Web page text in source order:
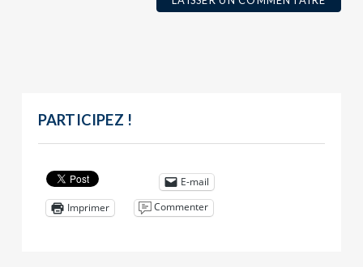
PARTICIPEZ !
E-mail
Imprimer
Commenter